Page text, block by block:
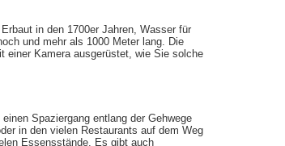
in den 1700er Jahren, Wasser für
und mehr als 1000 Meter lang. Die
einer Kamera ausgerüstet, wie Sie solche
Spaziergang entlang der Gehwege
in den vielen Restaurants auf dem Weg
Essensstände. Es gibt auch